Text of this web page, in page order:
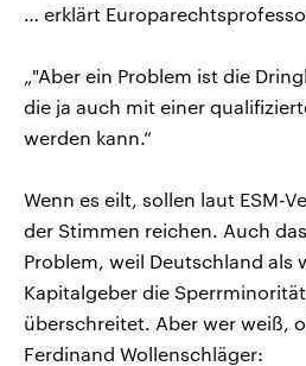
… erklärt
„"Aber ein Problem ist die
die ja auch mit einer
werden kann.“
Wenn es eilt, sollen laut ESM-
der Stimmen reichen. Auch
Problem, weil Deutschland als
Kapitalgeber die
überschreitet. Aber wer weiß,
Ferdinand Wollenschläger: